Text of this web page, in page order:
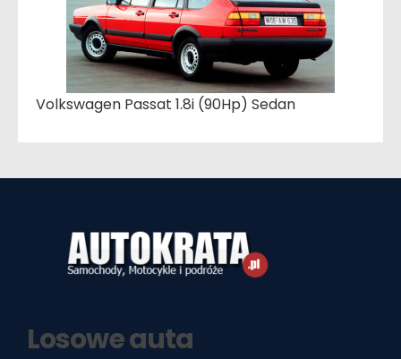
Volkswagen Passat 1.8i (90Hp) Sedan
Losowe auta